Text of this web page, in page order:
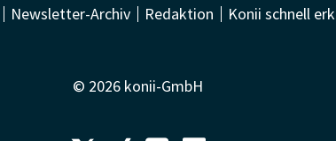
Newsletter-Archiv Redaktion Konii schnell
© 2026 konii-GmbH